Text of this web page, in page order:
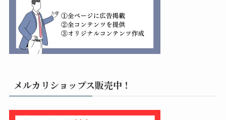
メルカリショップス販売中！